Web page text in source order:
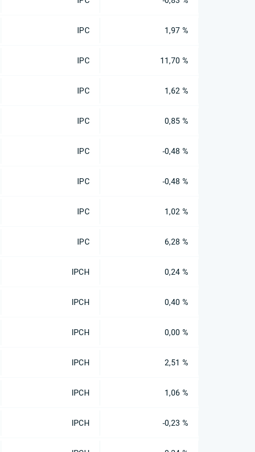
IPC 1,97 %
IPC 11,70 %
IPC 1,62 %
IPC 0,85 %
IPC -0,48 %
IPC -0,48 %
IPC 1,02 %
IPC 6,28 %
IPCH 0,24 %
IPCH 0,40 %
IPCH 0,00 %
IPCH 2,51 %
IPCH 1,06 %
IPCH -0,23 %